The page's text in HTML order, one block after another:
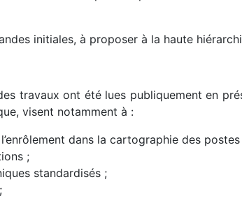
initiales, à proposer à la haute
travaux ont été lues publiquement en
visent notamment à :
dans la cartographie des
;
standardisés ;